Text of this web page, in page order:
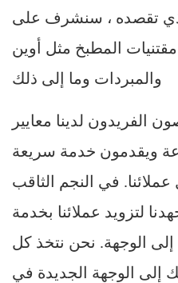
تقصده ، سنشرف على
المطبخ مثل أوين
والمبردات وما إلى ذلك
الفريدون لدينا معايير
ويقدمون خدمة سريعة
في النجم الثاقب
لتزويد عملائنا بخدمة
الوجهة. نحن نتخذ كل
إلى الوجهة الجديدة في